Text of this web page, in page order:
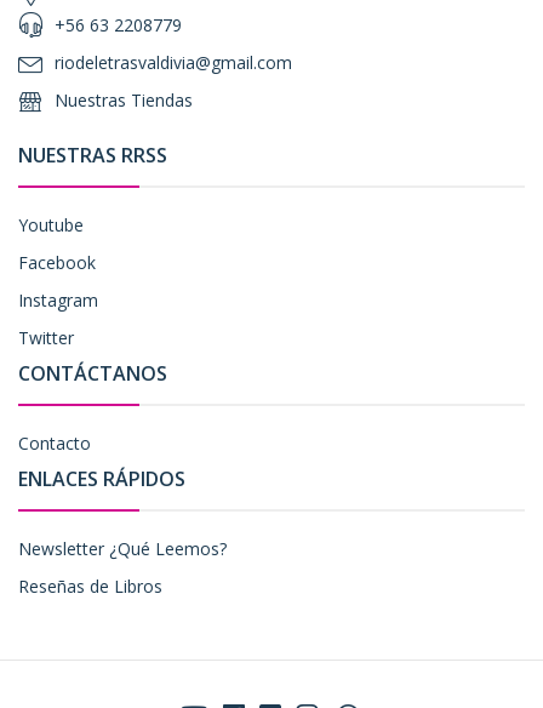
+56 63 2208779
riodeletrasvaldivia@gmail.com
Nuestras Tiendas
NUESTRAS RRSS
Youtube
Facebook
Instagram
Twitter
CONTÁCTANOS
Contacto
ENLACES RÁPIDOS
Newsletter ¿Qué Leemos?
Reseñas de Libros